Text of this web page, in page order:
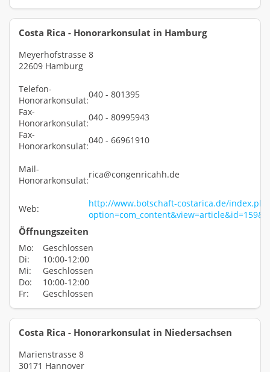
Costa Rica - Honorarkonsulat in Hamburg
Meyerhofstrasse 8
22609 Hamburg
Telefon-
Honorarkonsulat:
040 - 801395
Fax-
Honorarkonsulat:
040 - 80995943
Fax-
Honorarkonsulat:
040 - 66961910
Mail-
Honorarkonsulat:
rica@congenricahh.de
Web:
http://www.botschaft-costarica.de/
Öffnungszeiten
Mo:
Geschlossen
Di:
10:00-12:00
Mi:
Geschlossen
Do:
10:00-12:00
Fr:
Geschlossen
Costa Rica - Honorarkonsulat in Niedersachsen
Marienstrasse 8
30171 Hannover